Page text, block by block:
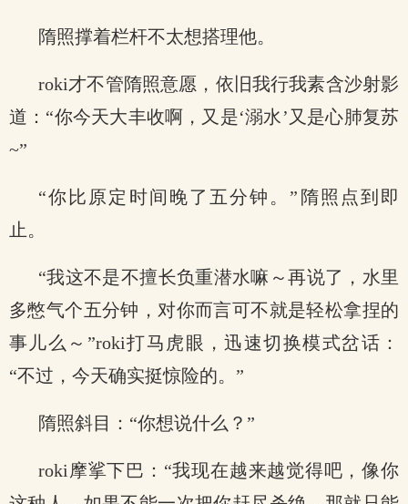
隋照撑着栏杆不太想搭理他。
roki才不管隋照意愿，依旧我行我素含沙射影
道：“你今天大丰收啊，又是‘溺水’又是心肺复苏
~”
“你比原定时间晚了五分钟。”隋照点到即
止。
“我这不是不擅长负重潜水嘛～再说了，水里
多憋气个五分钟，对你而言可不就是轻松拿捏的
事儿么～”roki打马虎眼，迅速切换模式岔话：
“不过，今天确实挺惊险的。”
隋照斜目：“你想说什么？”
roki摩挲下巴：“我现在越来越觉得吧，像你